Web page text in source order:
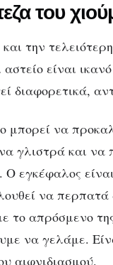
του
την
είναι
διαφορετικά,
μπορεί να
γλιστρά και να
Ο εγκέφαλος
να
το απρόσμενο
να γελάμε.
αιφνιδιασμού.